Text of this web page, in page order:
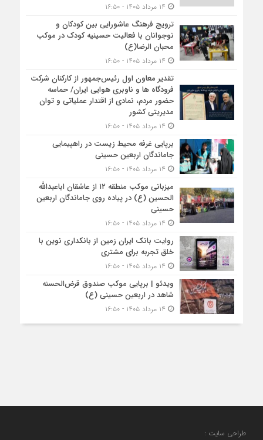
ترویج فرهنگ عاشورایی بین کودکان و
نوجوانان با فعالیت حسینیه کودک در موکب
محبان الرضا(ع)
تقدیر معاون اول رئیس‌جمهور از کارکنان شرکت
فرودگاه ها و ناوبری هوایی ایران/ حماسه
حضور مردم، نمادی از اقتدار عملیاتی و توان
مدیریتی کشور
برپایی غرفه محیط زیست در راهپیمایی
جاماندگان اربعین حسینی
میزبانی موکب منطقه ۱۲ از عاشقان اباعبدالله
الحسین (ع) در پیاده روی جاماندگان اربعین
حسینی
روایت بانک ایران زمین از بانکداری نوین با
خلق تجربه برای مشتری
ویدئو | برپایی موکب صندوق قرض‌الحسنه
شاهد در اربعین حسینی (ع)
طراحی سایت :